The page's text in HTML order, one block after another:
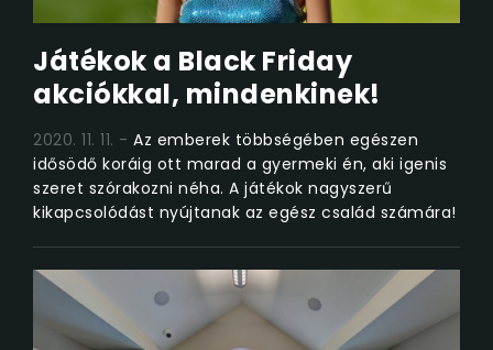
Játékok a Black Friday
akciókkal, mindenkinek!
2020. 11. 11.
Az emberek többségében egészen
idősödő koráig ott marad a gyermeki én, aki igenis
szeret szórakozni néha. A játékok nagyszerű
kikapcsolódást nyújtanak az egész család számára!